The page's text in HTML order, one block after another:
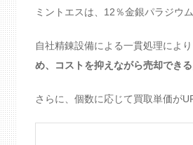
ミントエスは、12％金銀パラジウ
自社精錬設備による一貫処理により
め、コストを抑えながら売却できる
さらに、個数に応じて買取単価が